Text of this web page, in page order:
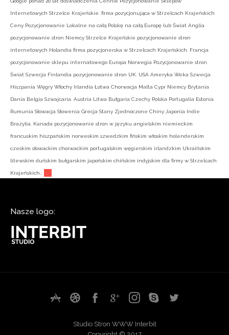
Internetowych Strzelce Krajeńskie. firma pozycjonująca w Strzelcach Krajeńskich
Ceny Pozycjonowanie Lokalne na całą Polskę na całą Europę lub Świat Anglia
pozycjonowanie stron Niemcy Strzelce Krajeńskie pozycjonowanie stron
internetowych Holandia firma pozycjonerska w Strzelcach Krajeńskich. Francja
pozycjonowanie sklepu internatowego Europa Norwegia Pozycjonowanie stron
Świat Szwecja Finlandia pozycjonowanie stron UK. USA Ameryka Weka Szwecja
Hiszpania Węgry Włochy Irlandia Łotwa Chorwacja Malta Cypr Niemcy Brytania
Dania Belgia Szwajcaria. Austria Litwa Bułgaria Czechy Polska Portugalia Estonia
Rumunia Słowacja Słowenia Grecja Stany Zjednoczone Chiny Japonia Indie
Brazylia. Kanada pozycjonowanie stron w języku angielskim niemieckim
francuskim hiszpańskim norweskim szwedzkim fińskim włoskim holenderskim
czeskim słowackim chorwackim portugalskim węgierskim irlandzkim Ukraińskim
litewskim duńskim bułgarskim japońskim chińskim indyjskim dla firmy w Strzelcach
Krajeńskich.:
Nasze logo:
Studio Stron WWW Interbit